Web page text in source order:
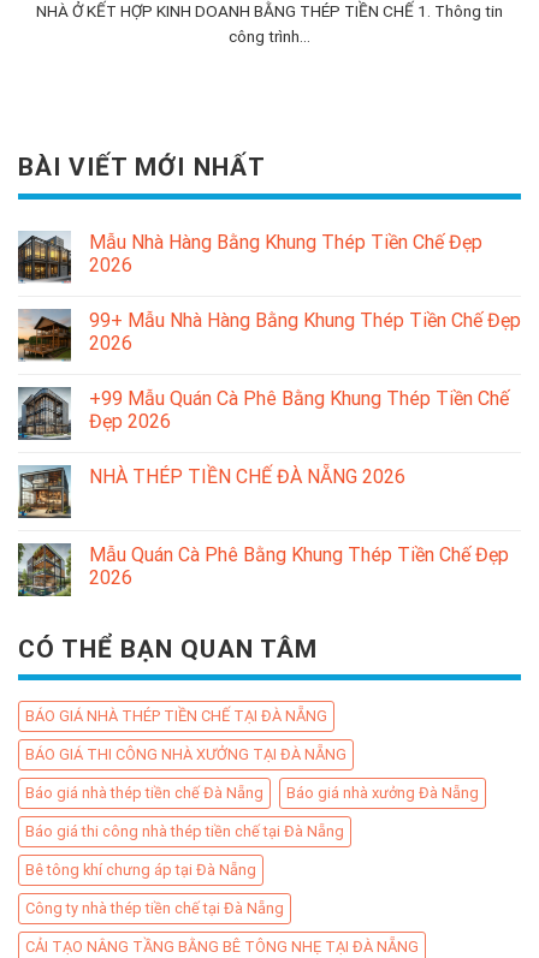
NHÀ Ở KẾT HỢP KINH DOANH BẰNG THÉP TIỀN CHẾ 1. Thông tin
công trình...
BÀI VIẾT MỚI NHẤT
Mẫu Nhà Hàng Bằng Khung Thép Tiền Chế Đẹp
2026
99+ Mẫu Nhà Hàng Bằng Khung Thép Tiền Chế Đẹp
2026
+99 Mẫu Quán Cà Phê Bằng Khung Thép Tiền Chế
Đẹp 2026
NHÀ THÉP TIỀN CHẾ ĐÀ NẴNG 2026
Mẫu Quán Cà Phê Bằng Khung Thép Tiền Chế Đẹp
2026
CÓ THỂ BẠN QUAN TÂM
BÁO GIÁ NHÀ THÉP TIỀN CHẾ TẠI ĐÀ NẴNG
BÁO GIÁ THI CÔNG NHÀ XƯỞNG TẠI ĐÀ NẴNG
Báo giá nhà thép tiền chế Đà Nẵng Báo giá nhà xưởng Đà Nẵng
Báo giá thi công nhà thép tiền chế tại Đà Nẵng
Bê tông khí chưng áp tại Đà Nẵng
Công ty nhà thép tiền chế tại Đà Nẵng
CẢI TẠO NÂNG TẦNG BẰNG BÊ TÔNG NHẸ TẠI ĐÀ NẴNG